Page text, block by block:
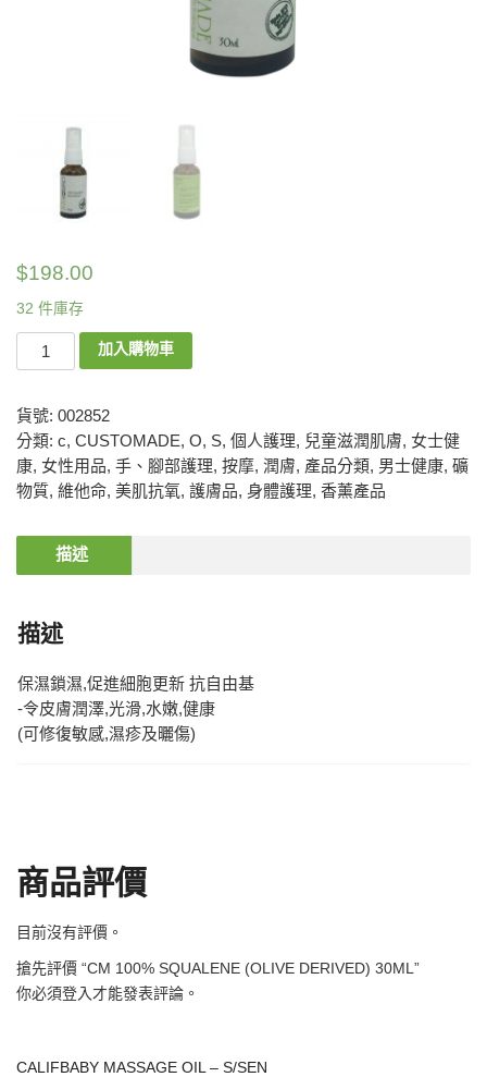
$198.00
32 件庫存
加入購物車
貨號: 002852
分類: c, CUSTOMADE, O, S, 個人護理, 兒童滋潤肌膚, 女士健
康, 女性用品, 手、腳部護理, 按摩, 潤膚, 產品分類, 男士健康, 礦
物質, 維他命, 美肌抗氧, 護膚品, 身體護理, 香薰產品
描述
描述
保濕鎖濕,促進細胞更新 抗自由基
-令皮膚潤澤,光滑,水嫩,健康
(可修復敏感,濕疹及曬傷)
商品評價
目前沒有評價。
搶先評價 “CM 100% SQUALENE (OLIVE DERIVED) 30ML”
你必須登入 才能發表評論。
CALIFBABY MASSAGE OIL – S/SEN